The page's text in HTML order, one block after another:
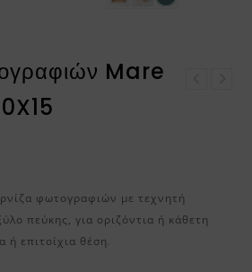
Mare
φωτογραφιών με τεχνητή
πεύκης, για οριζόντια ή κάθετη
ή επιτοίχια θέση.